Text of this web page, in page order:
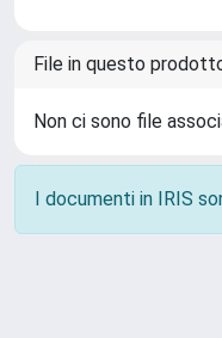
File in questo
Non ci sono file
I documenti in IRIS